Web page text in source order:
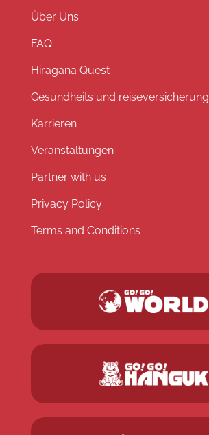
Über Uns
FAQ
Hiragana Quest
Gesundheits und reiseversicherung
Karrieren
Veranstaltungen
Partner with us
Privacy Policy
Terms and Conditions